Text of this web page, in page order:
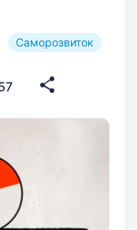
Саморозвиток